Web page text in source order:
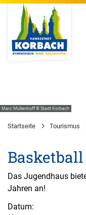
Marc Müllenhoff © Stadt Korbach
Startseite Tourismus
Basketball
Das Jugendhaus
Jahren an!
Datum: